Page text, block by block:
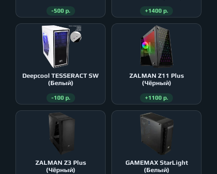
-500 р. +1400 р.
Deepcool TESSERACT SW
(Белый)
-100 р.
ZALMAN Z11 Plus
(Чёрный)
+1100 р.
ZALMAN Z3 Plus
(Чёрный)
GAMEMAX StarLight
(Белый)